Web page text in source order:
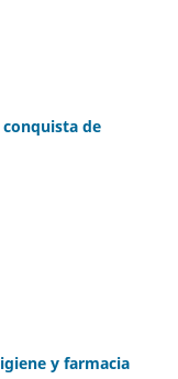
de
y farmacia